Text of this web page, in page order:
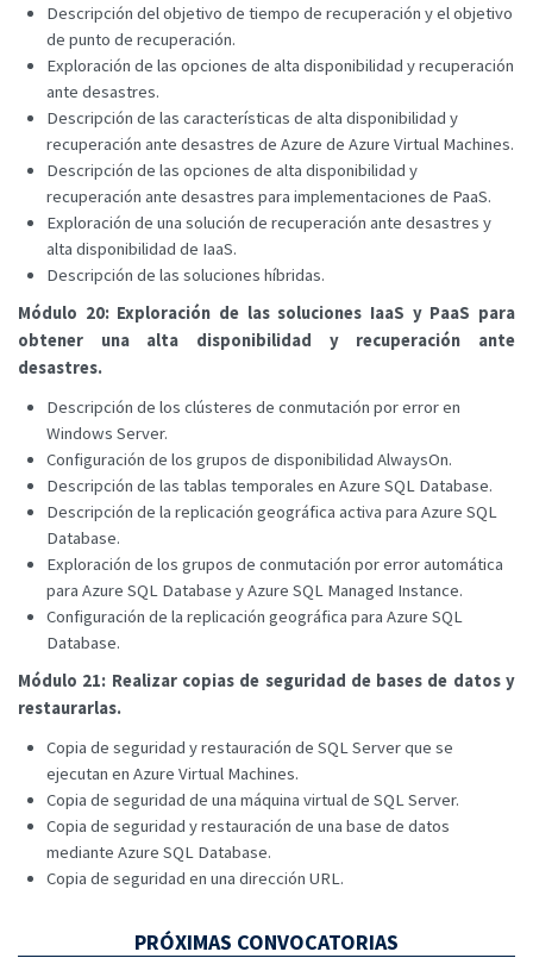
Descripción del objetivo de tiempo de recuperación y el objetivo
de punto de recuperación.
Exploración de las opciones de alta disponibilidad y recuperación
ante desastres.
Descripción de las características de alta disponibilidad y
recuperación ante desastres de Azure de Azure Virtual Machines.
Descripción de las opciones de alta disponibilidad y
recuperación ante desastres para implementaciones de PaaS.
Exploración de una solución de recuperación ante desastres y
alta disponibilidad de IaaS.
Descripción de las soluciones híbridas.
Módulo 20: Exploración de las soluciones IaaS y PaaS para
obtener una alta disponibilidad y recuperación ante
desastres.
Descripción de los clústeres de conmutación por error en
Windows Server.
Configuración de los grupos de disponibilidad AlwaysOn.
Descripción de las tablas temporales en Azure SQL Database.
Descripción de la replicación geográfica activa para Azure SQL
Database.
Exploración de los grupos de conmutación por error automática
para Azure SQL Database y Azure SQL Managed Instance.
Configuración de la replicación geográfica para Azure SQL
Database.
Módulo 21: Realizar copias de seguridad de bases de datos y
restaurarlas.
Copia de seguridad y restauración de SQL Server que se
ejecutan en Azure Virtual Machines.
Copia de seguridad de una máquina virtual de SQL Server.
Copia de seguridad y restauración de una base de datos
mediante Azure SQL Database.
Copia de seguridad en una dirección URL.
PRÓXIMAS CONVOCATORIAS